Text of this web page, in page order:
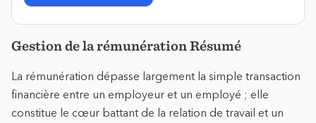
Gestion de la rémunération Résumé
La rémunération dépasse largement la simple transaction
financière entre un employeur et un employé ; elle
constitue le cœur battant de la relation de travail et un